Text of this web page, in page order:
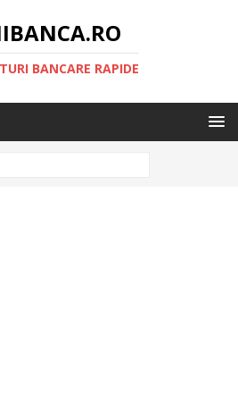
BANCARE RAPIDE